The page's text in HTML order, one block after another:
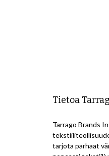
Tietoa
Tarrago Brands
tarjota parhaat